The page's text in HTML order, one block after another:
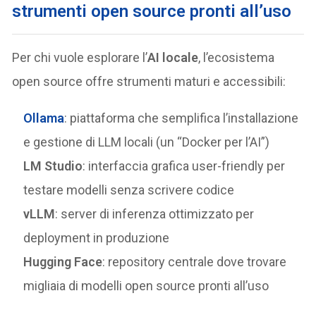
strumenti open source pronti all’uso
Per chi vuole esplorare l’AI locale, l’ecosistema
open source offre strumenti maturi e accessibili:
Ollama: piattaforma che semplifica l’installazione
e gestione di LLM locali (un “Docker per l’AI”)
LM Studio: interfaccia grafica user-friendly per
testare modelli senza scrivere codice
vLLM: server di inferenza ottimizzato per
deployment in produzione
Hugging Face: repository centrale dove trovare
migliaia di modelli open source pronti all’uso